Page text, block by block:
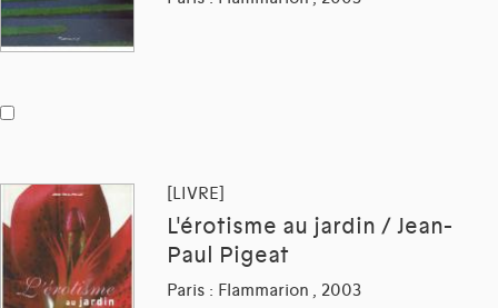
[LIVRE]
L'érotisme au jardin / Jean-
Paul Pigeat
Paris : Flammarion , 2003